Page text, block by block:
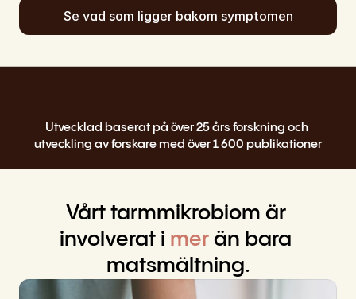
Vår vetenskap
Så här fungerar det
Select Language
Swedish
Se vad som ligger bakom symptomen
Utvecklad baserat på över 25 års forskning och
utveckling av forskare med över 1 600 publikationer
Vårt tarmmikrobiom är
involverat i mer än bara
matsmältning.